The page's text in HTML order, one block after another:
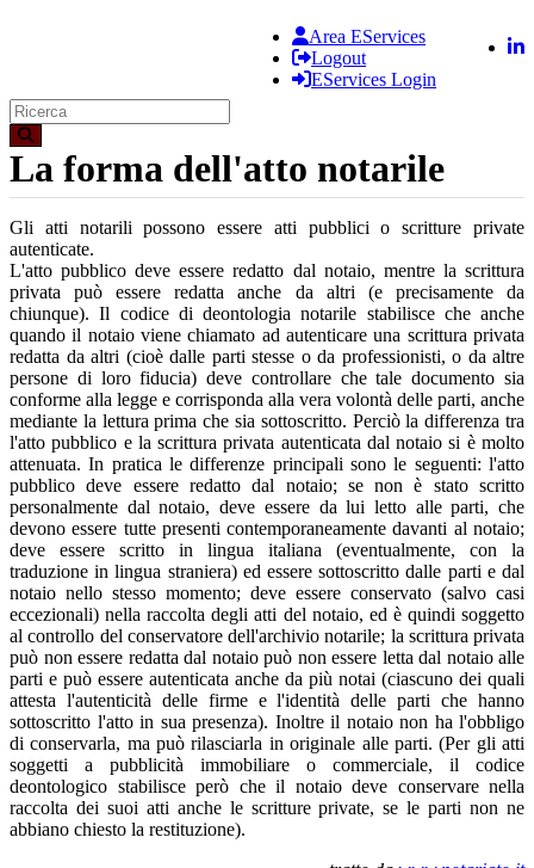
Area EServices
Logout
EServices Login
La forma dell'atto notarile
Gli atti notarili possono essere atti pubblici o scritture private
autenticate.
L'atto pubblico deve essere redatto dal notaio, mentre la scrittura
privata può essere redatta anche da altri (e precisamente da
chiunque). Il codice di deontologia notarile stabilisce che anche
quando il notaio viene chiamato ad autenticare una scrittura privata
redatta da altri (cioè dalle parti stesse o da professionisti, o da altre
persone di loro fiducia) deve controllare che tale documento sia
conforme alla legge e corrisponda alla vera volontà delle parti, anche
mediante la lettura prima che sia sottoscritto. Perciò la differenza tra
l'atto pubblico e la scrittura privata autenticata dal notaio si è molto
attenuata. In pratica le differenze principali sono le seguenti: l'atto
pubblico deve essere redatto dal notaio; se non è stato scritto
personalmente dal notaio, deve essere da lui letto alle parti, che
devono essere tutte presenti contemporaneamente davanti al notaio;
deve essere scritto in lingua italiana (eventualmente, con la
traduzione in lingua straniera) ed essere sottoscritto dalle parti e dal
notaio nello stesso momento; deve essere conservato (salvo casi
eccezionali) nella raccolta degli atti del notaio, ed è quindi soggetto
al controllo del conservatore dell'archivio notarile; la scrittura privata
può non essere redatta dal notaio può non essere letta dal notaio alle
parti e può essere autenticata anche da più notai (ciascuno dei quali
attesta l'autenticità delle firme e l'identità delle parti che hanno
sottoscritto l'atto in sua presenza). Inoltre il notaio non ha l'obbligo
di conservarla, ma può rilasciarla in originale alle parti. (Per gli atti
soggetti a pubblicità immobiliare o commerciale, il codice
deontologico stabilisce però che il notaio deve conservare nella
raccolta dei suoi atti anche le scritture private, se le parti non ne
abbiano chiesto la restituzione).